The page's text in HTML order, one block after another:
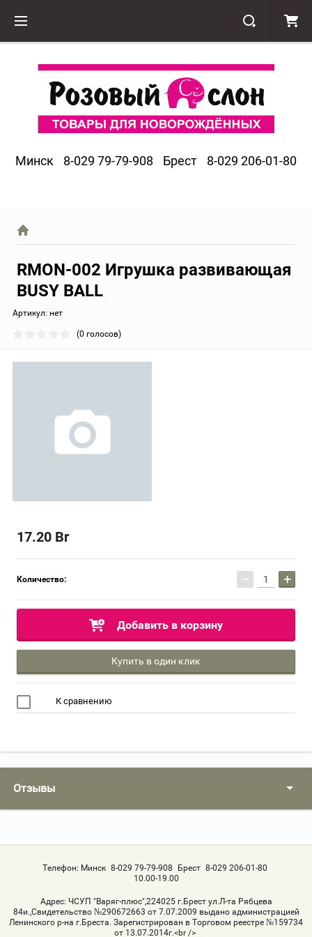
Минск 8-029 79-79-908 Брест 8-029 206-01-80
RMON-002 Игрушка развивающая
BUSY BALL
Артикул: нет
(0 голосов)
17.20 Br
Количество: − +
Добавить в корзину
Купить в один клик
К сравнению
Отзывы
Телефон: Минск 8-029 79-79-908 Брест 8-029 206-01-80
10.00-19.00
Адрес: ЧСУП "Варяг-плюс",224025 г.Брест ул.Л-та Рябцева
84и.,Свидетельство №290672663 от 7.07.2009 выдано администрацией
Ленинского р-на г.Бреста. Зарегистрирован в Торговом реестре №159734
от 13.07.2014г.<br />